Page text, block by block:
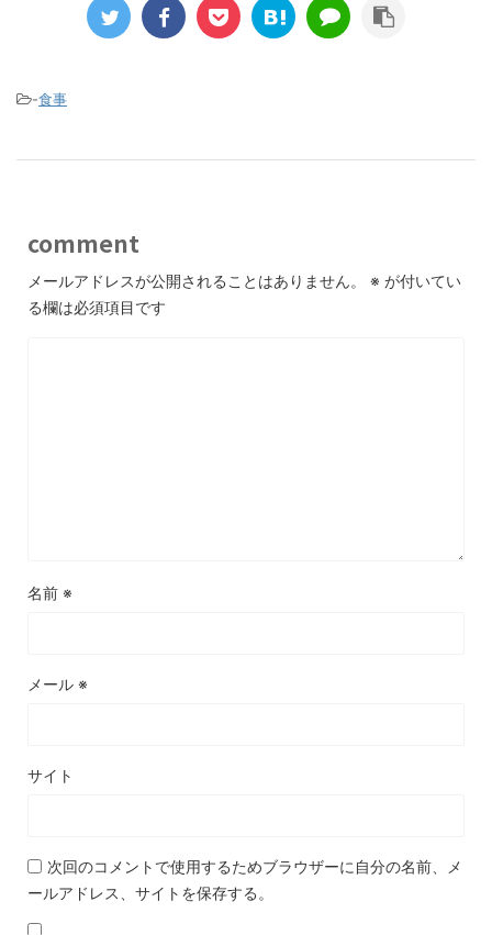
-食事
comment
メールアドレスが公開されることはありません。 ※ が付いてい
る欄は必須項目です
名前 ※
メール ※
サイト
次回のコメントで使用するためブラウザーに自分の名前、メ
ールアドレス、サイトを保存する。